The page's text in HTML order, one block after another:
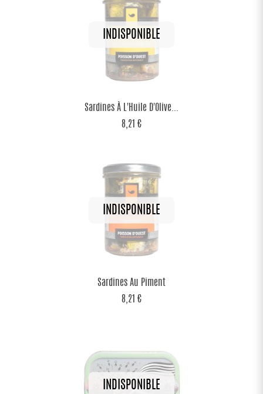
Sardines À L'Huile D'Olive...
8,21 €
Sardines Au Piment
8,21 €